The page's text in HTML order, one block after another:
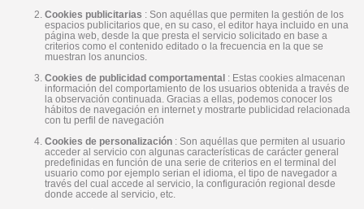
Cookies publicitarias : Son aquéllas que permiten la gestión de los
espacios publicitarios que, en su caso, el editor haya incluido en una
página web, desde la que presta el servicio solicitado en base a
criterios como el contenido editado o la frecuencia en la que se
muestran los anuncios.
Cookies de publicidad comportamental : Estas cookies almacenan
información del comportamiento de los usuarios obtenida a través de
la observación continuada. Gracias a ellas, podemos conocer los
hábitos de navegación en internet y mostrarte publicidad relacionada
con tu perfil de navegación
Cookies de personalización : Son aquéllas que permiten al usuario
acceder al servicio con algunas características de carácter general
predefinidas en función de una serie de criterios en el terminal del
usuario como por ejemplo serian el idioma, el tipo de navegador a
través del cual accede al servicio, la configuración regional desde
donde accede al servicio, etc.